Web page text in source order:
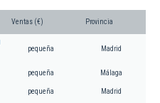
Ventas (€) Provincia
pequeña Madrid
pequeña Málaga
pequeña Madrid